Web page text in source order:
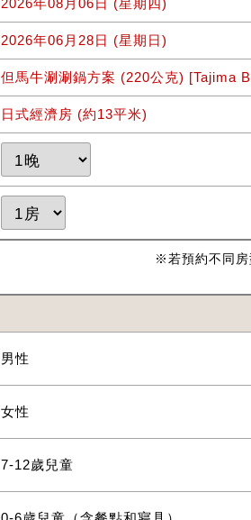
2026年08月06日 (星期四)
2026年06月28日 (星期日)
但馬牛涮涮鍋方案 (220公克) [Tajima
日式經濟房 (約13平米)
※若預約不同房
男性
女性
7-12歲兒童